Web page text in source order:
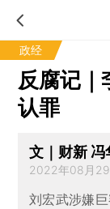
政经
反腐记｜
认罪
文｜财新 冯
2022年08月
刘宏武涉嫌